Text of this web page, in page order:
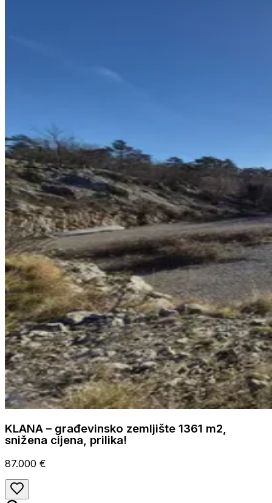
KLANA – građevinsko zemljište 1361 m2,
snižena cijena, prilika!
87.000 €